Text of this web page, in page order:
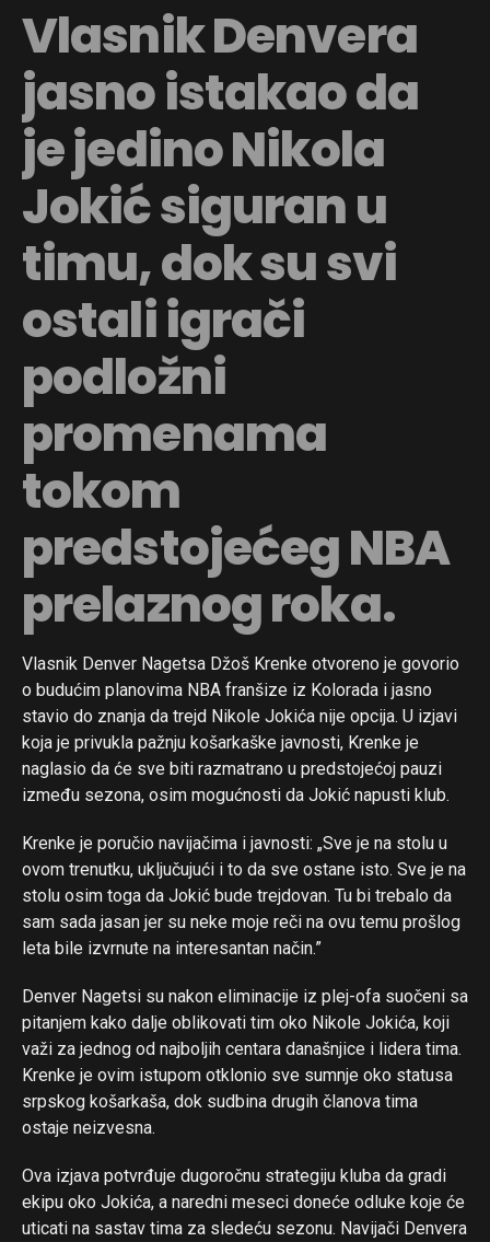
Vlasnik Denvera
jasno istakao da
je jedino Nikola
Jokić siguran u
timu, dok su svi
ostali igrači
podložni
promenama
tokom
predstojećeg NBA
prelaznog roka.
Vlasnik Denver Nagetsa Džoš Krenke otvoreno je govorio
o budućim planovima NBA franšize iz Kolorada i jasno
stavio do znanja da trejd Nikole Jokića nije opcija. U izjavi
koja je privukla pažnju košarkaške javnosti, Krenke je
naglasio da će sve biti razmatrano u predstojećoj pauzi
između sezona, osim mogućnosti da Jokić napusti klub.
Krenke je poručio navijačima i javnosti: „Sve je na stolu u
ovom trenutku, uključujući i to da sve ostane isto. Sve je na
stolu osim toga da Jokić bude trejdovan. Tu bi trebalo da
sam sada jasan jer su neke moje reči na ovu temu prošlog
leta bile izvrnute na interesantan način.”
Denver Nagetsi su nakon eliminacije iz plej-ofa suočeni sa
pitanjem kako dalje oblikovati tim oko Nikole Jokića, koji
važi za jednog od najboljih centara današnjice i lidera tima.
Krenke je ovim istupom otklonio sve sumnje oko statusa
srpskog košarkaša, dok sudbina drugih članova tima
ostaje neizvesna.
Ova izjava potvrđuje dugoročnu strategiju kluba da gradi
ekipu oko Jokića, a naredni meseci doneće odluke koje će
uticati na sastav tima za sledeću sezonu. Navijači Denvera
Flipboard
Pinterest
Whatsapp
Email